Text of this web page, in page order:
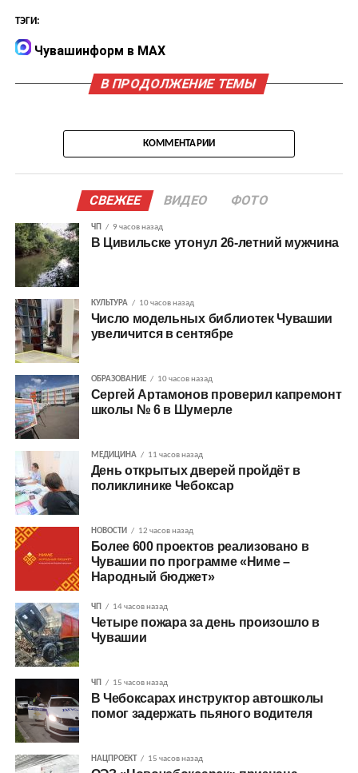
ТЭГИ:
Чувашинформ в MAX
В ПРОДОЛЖЕНИЕ ТЕМЫ
КОММЕНТАРИИ
СВЕЖЕЕ ВИДЕО ФОТО
ЧП 9 часов назад
В Цивильске утонул 26-летний мужчина
КУЛЬТУРА 10 часов назад
Число модельных библиотек Чувашии
увеличится в сентябре
ОБРАЗОВАНИЕ 10 часов назад
Сергей Артамонов проверил капремонт
школы № 6 в Шумерле
МЕДИЦИНА 11 часов назад
День открытых дверей пройдёт в
поликлинике Чебоксар
НОВОСТИ 12 часов назад
Более 600 проектов реализовано в
Чувашии по программе «Ниме –
Народный бюджет»
ЧП 14 часов назад
Четыре пожара за день произошло в
Чувашии
ЧП 15 часов назад
В Чебоксарах инструктор автошколы
помог задержать пьяного водителя
НАЦПРОЕКТ 15 часов назад